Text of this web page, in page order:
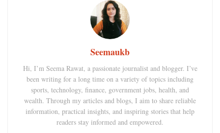
Seemaukb
Hi, I’m Seema Rawat, a passionate journalist and blogger. I’ve
been writing for a long time on a variety of topics including
sports, technology, finance, government jobs, health, and
wealth. Through my articles and blogs, I aim to share reliable
information, practical insights, and inspiring stories that help
readers stay informed and empowered.